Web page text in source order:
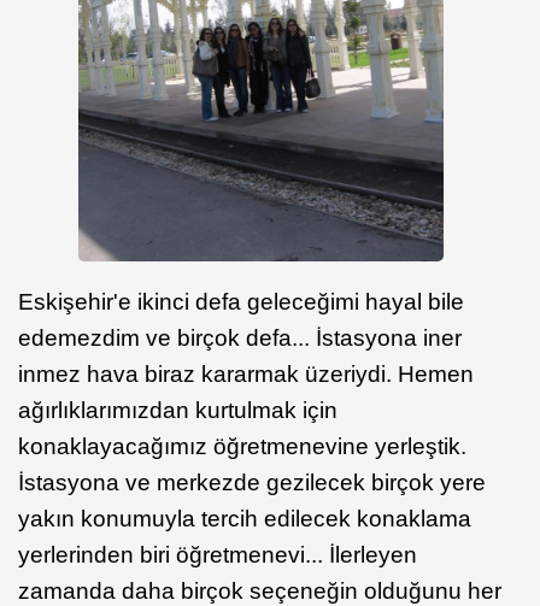
Eskişehir'e ikinci defa geleceğimi hayal bile
edemezdim ve birçok defa... İstasyona iner
inmez hava biraz kararmak üzeriydi. Hemen
ağırlıklarımızdan kurtulmak için
konaklayacağımız öğretmenevine yerleştik.
İstasyona ve merkezde gezilecek birçok yere
yakın konumuyla tercih edilecek konaklama
yerlerinden biri öğretmenevi... İlerleyen
zamanda daha birçok seçeneğin olduğunu her